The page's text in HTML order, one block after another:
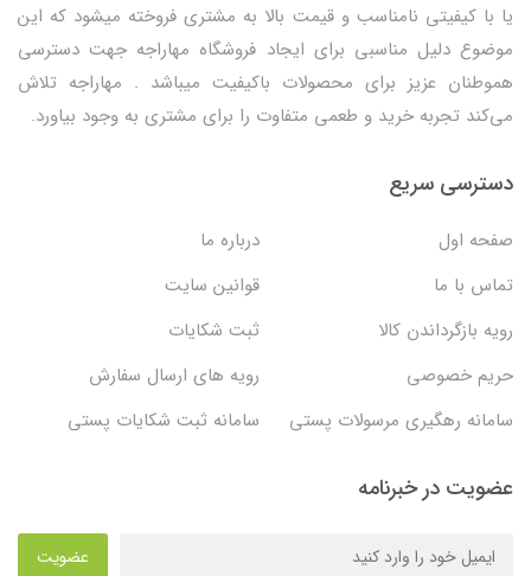
یا با کیفیتی نامناسب و قیمت بالا به مشتری فروخته میشود که این
موضوع دلیل مناسبی برای ایجاد فروشگاه مهاراجه جهت دسترسی
هموطنان عزیز برای محصولات باکیفیت میباشد . مهاراجه تلاش
می‌کند تجربه خرید و طعمی متفاوت را برای مشتری به وجود بیاورد.
دسترسی سریع
صفحه اول
درباره ما
تماس با ما
قوانین سایت
رویه بازگرداندن کالا
ثبت شکایات
حریم خصوصی
رویه های ارسال سفارش
سامانه رهگیری مرسولات پستی
سامانه ثبت شکایات پستی
عضویت در خبرنامه
عضویت